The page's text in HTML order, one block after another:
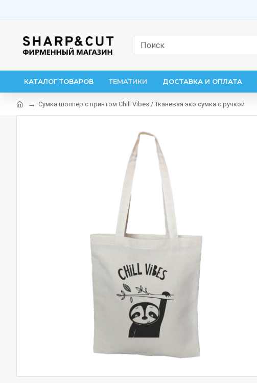
КАТАЛОГ ТОВАРОВ ТЕМАТИКИ ДОСТАВКА И ОПЛАТА
Сумка шоппер с принтом Chill Vibes / Тканевая эко сумка с ручкой